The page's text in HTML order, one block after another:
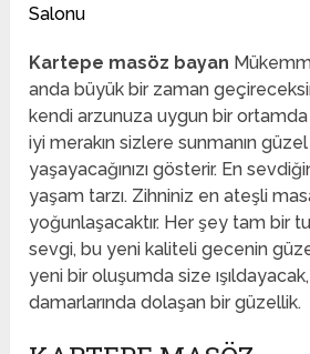
Salonu
Kartepe masöz bayan
anda büyük bir zaman
kendi arzunuza uygun bir ortamda
iyi merakın sizlere sunmanın
yaşayacağınızı gösterir. En
yaşam tarzı. Zihniniz en ateşli
yoğunlaşacaktır. Her şey tam bir
sevgi, bu yeni kaliteli gecenin
yeni bir oluşumda size
damarlarında dolaşan bir güzellik.